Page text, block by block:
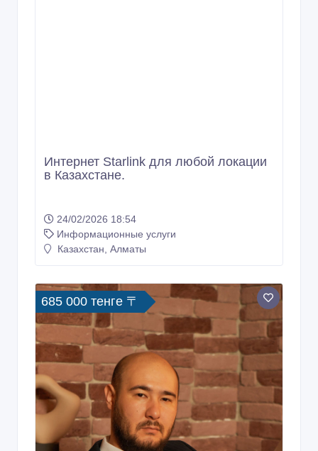
Интернет Starlink для любой локации
в Казахстане.
24/02/2026 18:54
Информационные услуги
Казахстан, Алматы
685 000 тенге 〒